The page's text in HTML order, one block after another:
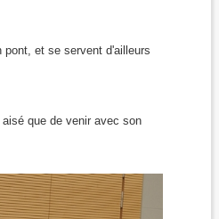
pont, et se servent d'ailleurs
que de venir avec son